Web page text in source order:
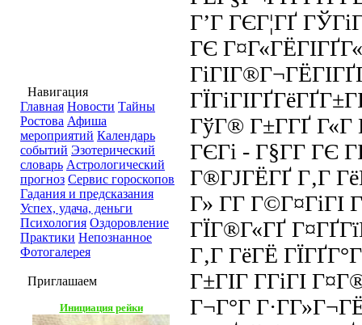
Навигация
Главная Новости Тайны
Ростова Афиша
мероприятий Календарь
событий Эзотерический
словарь Астрологический
прогноз Сервис гороскопов
Гадания и предсказания
Успех, удача, деньги
Психология Оздоровление
Практики Непознанное
Фотогалерея
Приглашаем
Инициация рейки
Г’Г ГЄГ¦ГҐ
ГЄ
ГўГ® Г±Г­ГҐ Г«Г
ГЄГі - Г§Г­Г ГЄ
Г®ГЈГЁГҐ Г‚Г
Г» Г­Г Г©Г¤ГіГІ
ГЇГ®Г«ГҐ
Г‚Г ГёГЁ
Г±ГІГ Г­ГіГІ
Г¬Г°Г